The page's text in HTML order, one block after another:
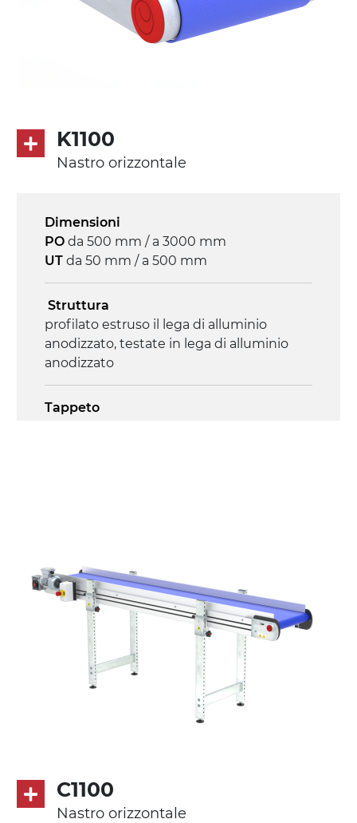
K1100
Nastro orizzontale
Dimensioni
PO da 500 mm / a 3000 mm
UT da 50 mm / a 500 mm
Struttura
profilato estruso il lega di alluminio
anodizzato, testate in lega di alluminio
anodizzato
Tappeto
Velocità
4.5 m/minuto
C1100
Nastro orizzontale